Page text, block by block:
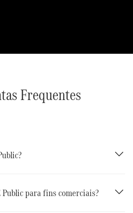
Frequentes
Public para fins comerciais?